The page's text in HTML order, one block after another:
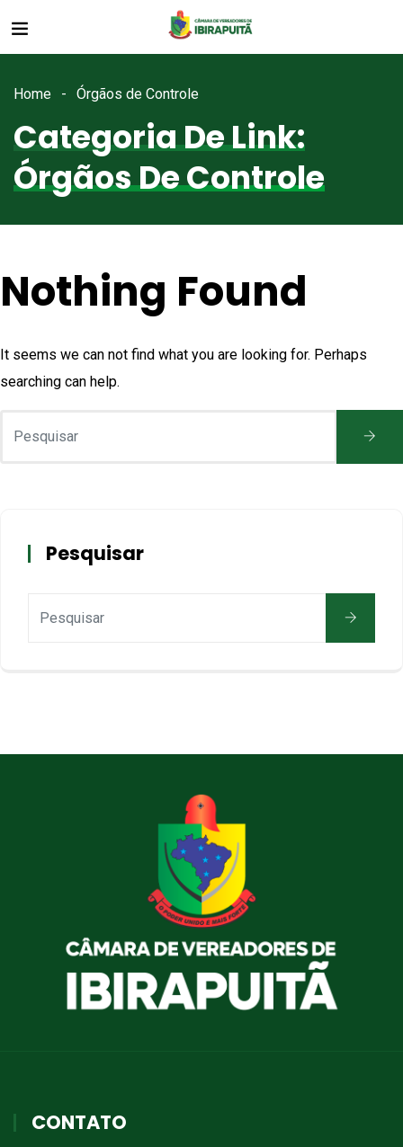
Home Órgãos de Controle
Categoria De Link:
Órgãos De Controle
Nothing Found
It seems we can not find what you are looking for. Perhaps
searching can help.
Pesquisar
CONTATO